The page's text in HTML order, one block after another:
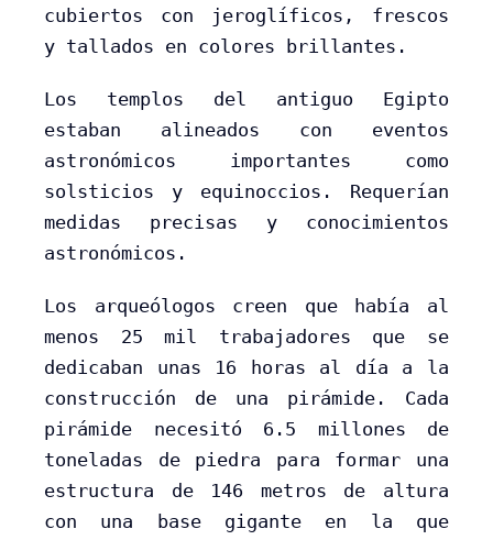
cubiertos con jeroglíficos, frescos
y tallados en colores brillantes.
Los templos del antiguo Egipto
estaban alineados con eventos
astronómicos importantes como
solsticios y equinoccios. Requerían
medidas precisas y conocimientos
astronómicos.
Los arqueólogos creen que había al
menos 25 mil trabajadores que se
dedicaban unas 16 horas al día a la
construcción de una pirámide. Cada
pirámide necesitó 6.5 millones de
toneladas de piedra para formar una
estructura de 146 metros de altura
con una base gigante en la que